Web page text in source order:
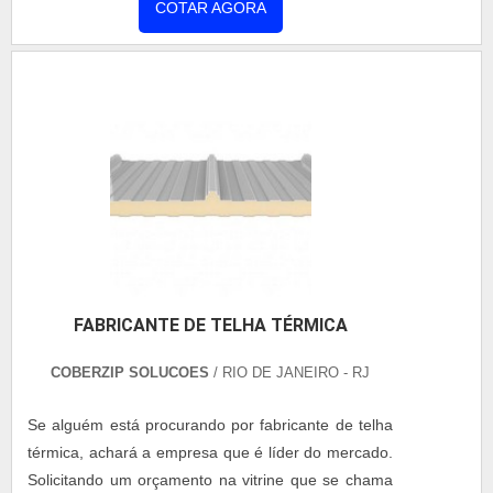
e antigos. Aproveite a visita para acessar o site e
saber mais sobre a empresa, os serviços e os
frio, não propaga chama e resiste a altas e baixas
temperaturas com excelente resistência a impactos.
COTAR AGORA
FABRICANTE DE TELHA TÉRMICA
COBERZIP SOLUCOES / RIO DE JANEIRO - RJ
Se alguém está procurando por fabricante de telha
térmica, achará a empresa que é líder do mercado.
Solicitando um orçamento na vitrine que se chama